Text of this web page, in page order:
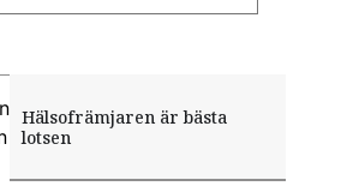
Hälsofrämjaren är bästa
lotsen